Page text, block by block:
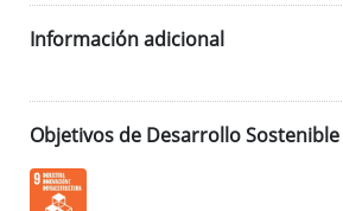
Información adicional
Objetivos de Desarrollo Sostenible